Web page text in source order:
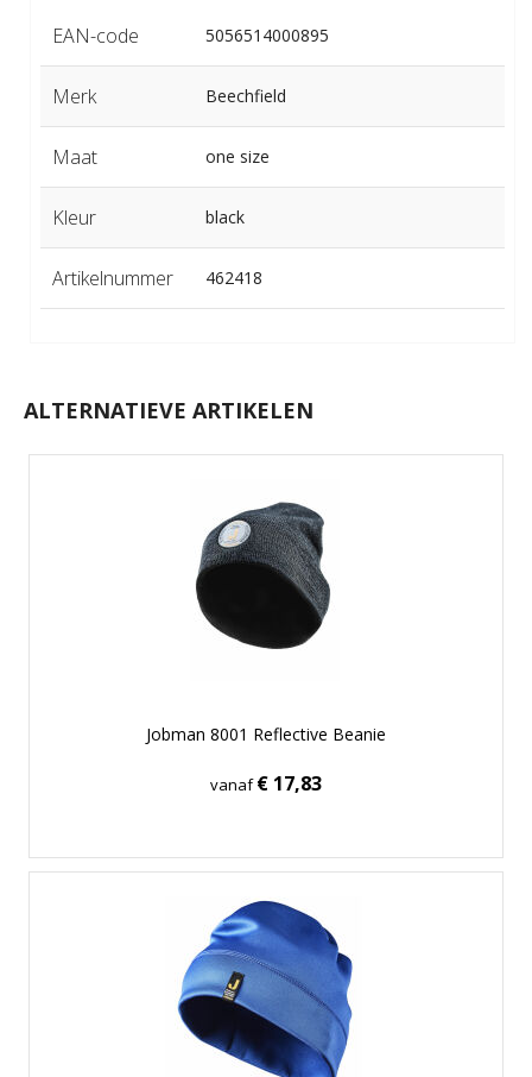
EAN-code 5056514000895
Merk Beechfield
Maat one size
Kleur black
Artikelnummer 462418
ALTERNATIEVE ARTIKELEN
Jobman 8001 Reflective Beanie
vanaf€ 17,83